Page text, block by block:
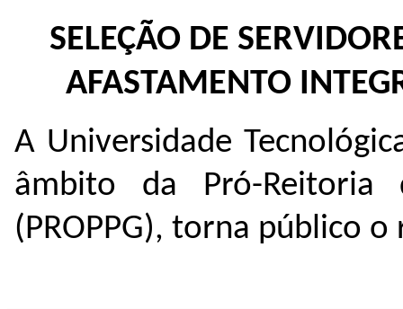
SELEÇÃO DE
AFASTAMENTO
A Universidade
âmbito da Pró-Reitoria
(PROPPG), torna público